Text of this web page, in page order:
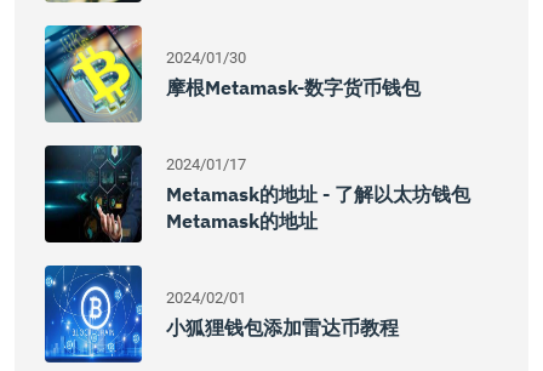
2024/01/30
摩根Metamask-数字货币钱包
2024/01/17
Metamask的地址 - 了解以太坊钱包
Metamask的地址
2024/02/01
小狐狸钱包添加雷达币教程